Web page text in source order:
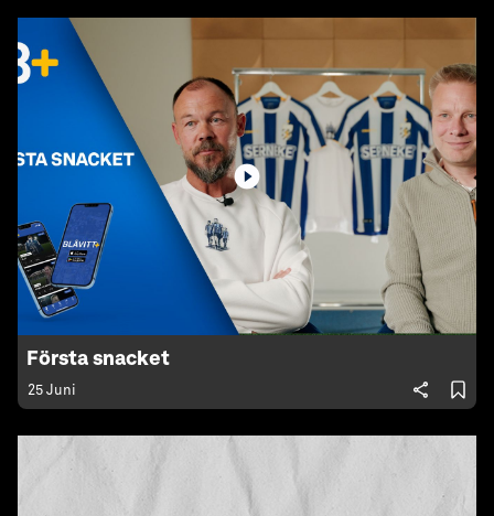
Första snacket
25 Juni